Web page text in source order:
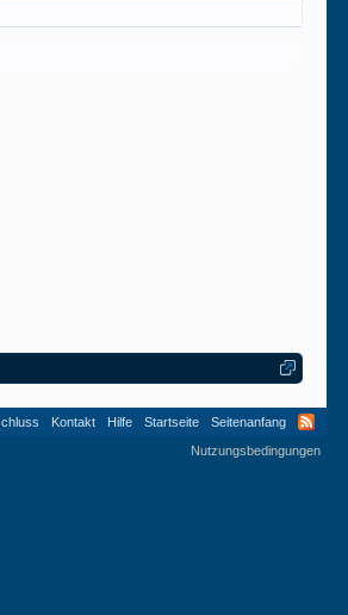
Kontakt Hilfe Startseite
Seitenanfang
Nutzungsbedingungen